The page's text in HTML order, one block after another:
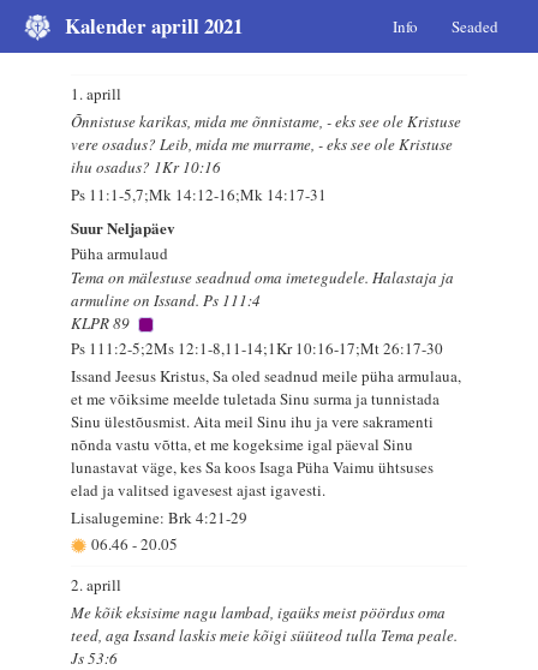
Kalender aprill 2021 Info Seaded
1. aprill
Õnnistuse karikas, mida me õnnistame, - eks see ole Kristuse
vere osadus? Leib, mida me murrame, - eks see ole Kristuse
ihu osadus? 1Kr 10:16
Ps 11:1-5,7;Mk 14:12-16;Mk 14:17-31
Suur Neljapäev
Püha armulaud
Tema on mälestuse seadnud oma imetegudele. Halastaja ja
armuline on Issand. Ps 111:4
KLPR 89
Ps 111:2-5;2Ms 12:1-8,11-14;1Kr 10:16-17;Mt 26:17-30
Issand Jeesus Kristus, Sa oled seadnud meile püha armulaua,
et me võiksime meelde tuletada Sinu surma ja tunnistada
Sinu ülestõusmist. Aita meil Sinu ihu ja vere sakramenti
nõnda vastu võtta, et me kogeksime igal päeval Sinu
lunastavat väge, kes Sa koos Isaga Püha Vaimu ühtsuses
elad ja valitsed igavesest ajast igavesti.
Lisalugemine: Brk 4:21-29
06.46-20.05
2. aprill
Me kõik eksisime nagu lambad, igaüks meist pöördus oma
teed, aga Issand laskis meie kõigi süüteod tulla Tema peale.
Js 53:6